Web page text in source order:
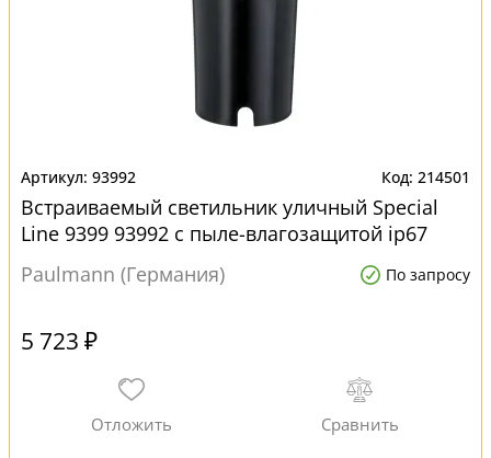
93992 214501
Встраиваемый светильник уличный Special
Line 9399 93992 с пыле-влагозащитой ip67
Paulmann (Германия)
По запросу
5 723 ₽